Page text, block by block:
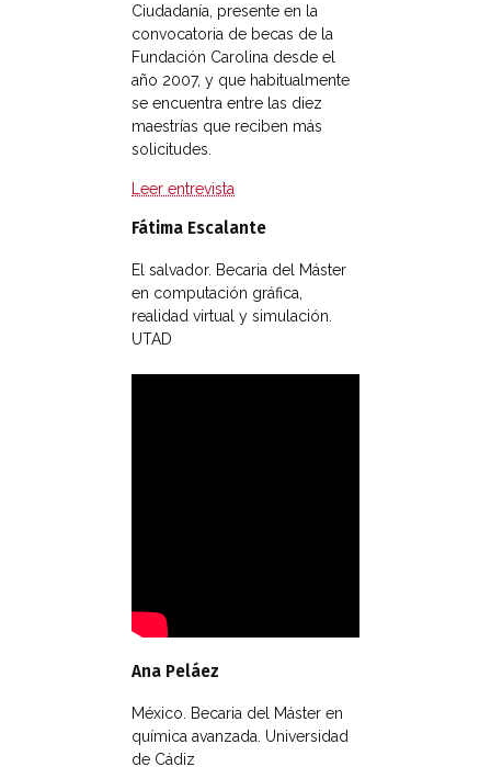
Ciudadanía, presente en la
convocatoria de becas de la
Fundación Carolina desde el
año 2007, y que habitualmente
se encuentra entre las diez
maestrías que reciben más
solicitudes.
Leer entrevista
Fátima Escalante
El salvador. Becaria del Máster
en computación gráfica,
realidad virtual y simulación.
UTAD
Ana Peláez
México. Becaria del Máster en
química avanzada. Universidad
de Cádiz